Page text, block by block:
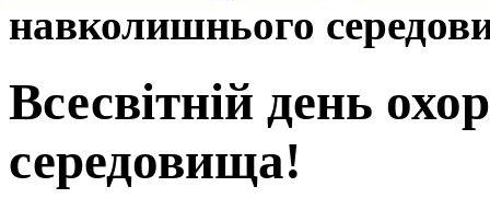
навколишнього
Всесвітній день
середовища!